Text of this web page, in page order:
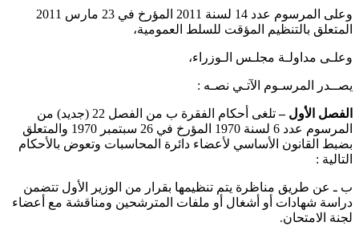
وعلى المرسوم عدد 14 لسنة 2011 المؤرخ في 23 مارس 2011
المتعلق بالتنظيم المؤقت للسلط العمومية،
وعلـى مداولـة مجلـس الـوزراء،
يصــدر المرسـوم الآتـي نصـه :
الفصل الأول –
تلغى أحكام الفقرة ب من الفصل 22 (جديد) من
المرسوم عدد 6 لسنة 1970 المؤرخ في 26 سبتمبر 1970 والمتعلق
بضبط القانون الأساسي لأعضاء دائرة المحاسبات وتعوض بالأحكام
التالية :
ب ـ عن طريق مناظرة يتم تنظيمها بقرار من الوزير الأول تتضمن
دراسة شهادات أو أشغال أو ملفات المترشحين ومناقشة مع أعضاء
لجنة الامتحان.